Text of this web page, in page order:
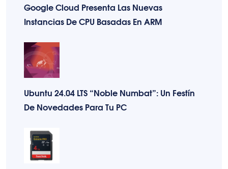
Google Cloud Presenta Las Nuevas
Instancias De CPU Basadas En ARM
Ubuntu 24.04 LTS “Noble Numbat”: Un Festín
De Novedades Para Tu PC